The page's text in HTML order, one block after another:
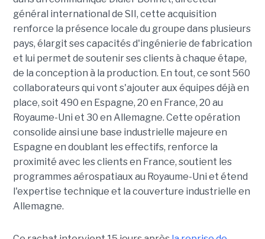
général international de SII, cette acquisition
renforce la présence locale du groupe dans plusieurs
pays, élargit ses capacités d'ingénierie de fabrication
et lui permet de soutenir ses clients à chaque étape,
de la conception à la production. En tout, ce sont 560
collaborateurs qui vont s'ajouter aux équipes déjà en
place, soit 490 en Espagne, 20 en France, 20 au
Royaume-Uni et 30 en Allemagne. Cette opération
consolide ainsi une base industrielle majeure en
Espagne en doublant les effectifs, renforce la
proximité avec les clients en France, soutient les
programmes aérospatiaux au Royaume-Uni et étend
l'expertise technique et la couverture industrielle en
Allemagne.